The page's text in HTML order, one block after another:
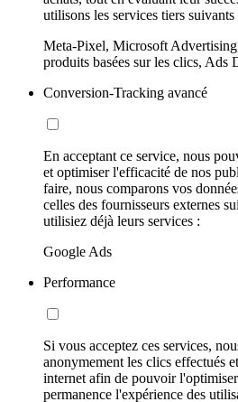
utilisons les services tiers
Meta-Pixel, Microsoft
produits basées sur les clics, Ads
Conversion-Tracking avancé
En acceptant ce service, nous
et optimiser l'efficacité de nos
faire, nous comparons vos
celles des fournisseurs externes
utilisiez déjà leurs services :
Google Ads
Performance
Si vous acceptez ces services,
anonymement les clics effectués
internet afin de pouvoir
permanence l'expérience des